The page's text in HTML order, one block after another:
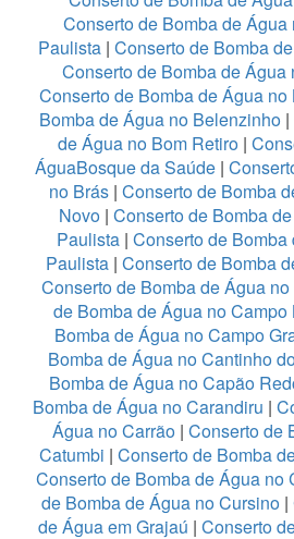
Conserto de Bomba de
Paulista| Conserto de Bomba
Conserto de Bomba de Água
Conserto de Bomba de Água no
Bomba de Água no Belenzinho |
de Água no Bom Retiro |
ÁguaBosque da Saúde |
no Brás | Conserto de Bomba
Novo| Conserto de Bomba
Paulista| Conserto de
Paulista| Conserto de Bomba
Conserto de Bomba de Água
de Bomba de Água no Campo
Bomba de Água no Campo
Bomba de Água no Cantinho
Bomba de Água no Capão
Bomba de Água no Carandiru |
Água no Carrão| Conserto de
Catumbi | Conserto de Bomba
Conserto de Bomba de Água no
de Bomba de Água no Cursino|
de Água em Grajaú | Conserto